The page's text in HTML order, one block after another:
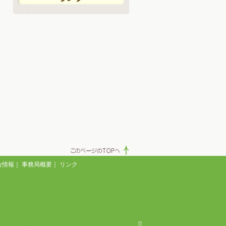
情報｜ 事務局概要｜ リンク